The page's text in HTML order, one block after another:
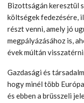
Bizottságán keresztül
költségek fedezésére,
részt venni, amely jó
megpályázásához is,
évek múltán
Gazdasági és
hogy minél több
és ebben a brüsszeli